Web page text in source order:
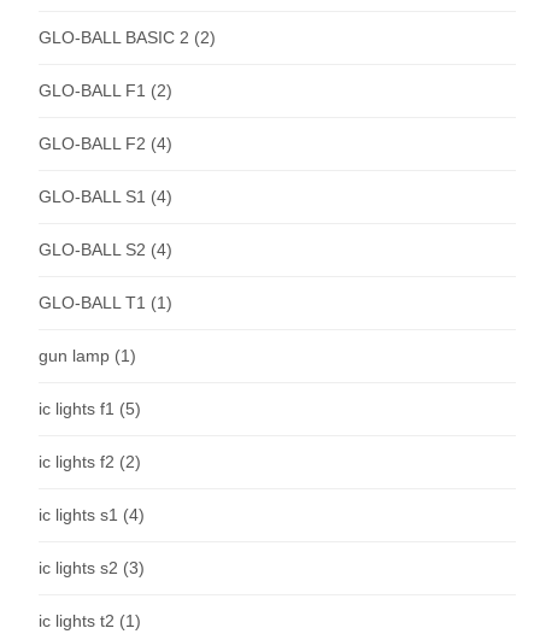
GLO-BALL BASIC 2 (2)
GLO-BALL F1 (2)
GLO-BALL F2 (4)
GLO-BALL S1 (4)
GLO-BALL S2 (4)
GLO-BALL T1 (1)
gun lamp (1)
ic lights f1 (5)
ic lights f2 (2)
ic lights s1 (4)
ic lights s2 (3)
ic lights t2 (1)